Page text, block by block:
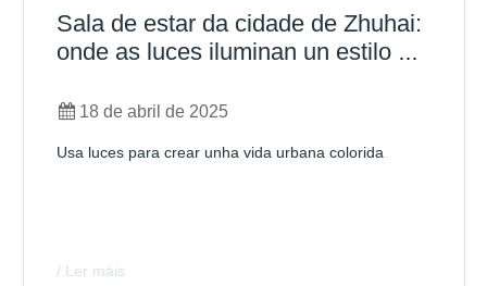
Sala de estar da cidade de Zhuhai:
onde as luces iluminan un estilo de
18 de abril de 2025
Usa luces para crear unha vida urbana colorida
/ Ler máis